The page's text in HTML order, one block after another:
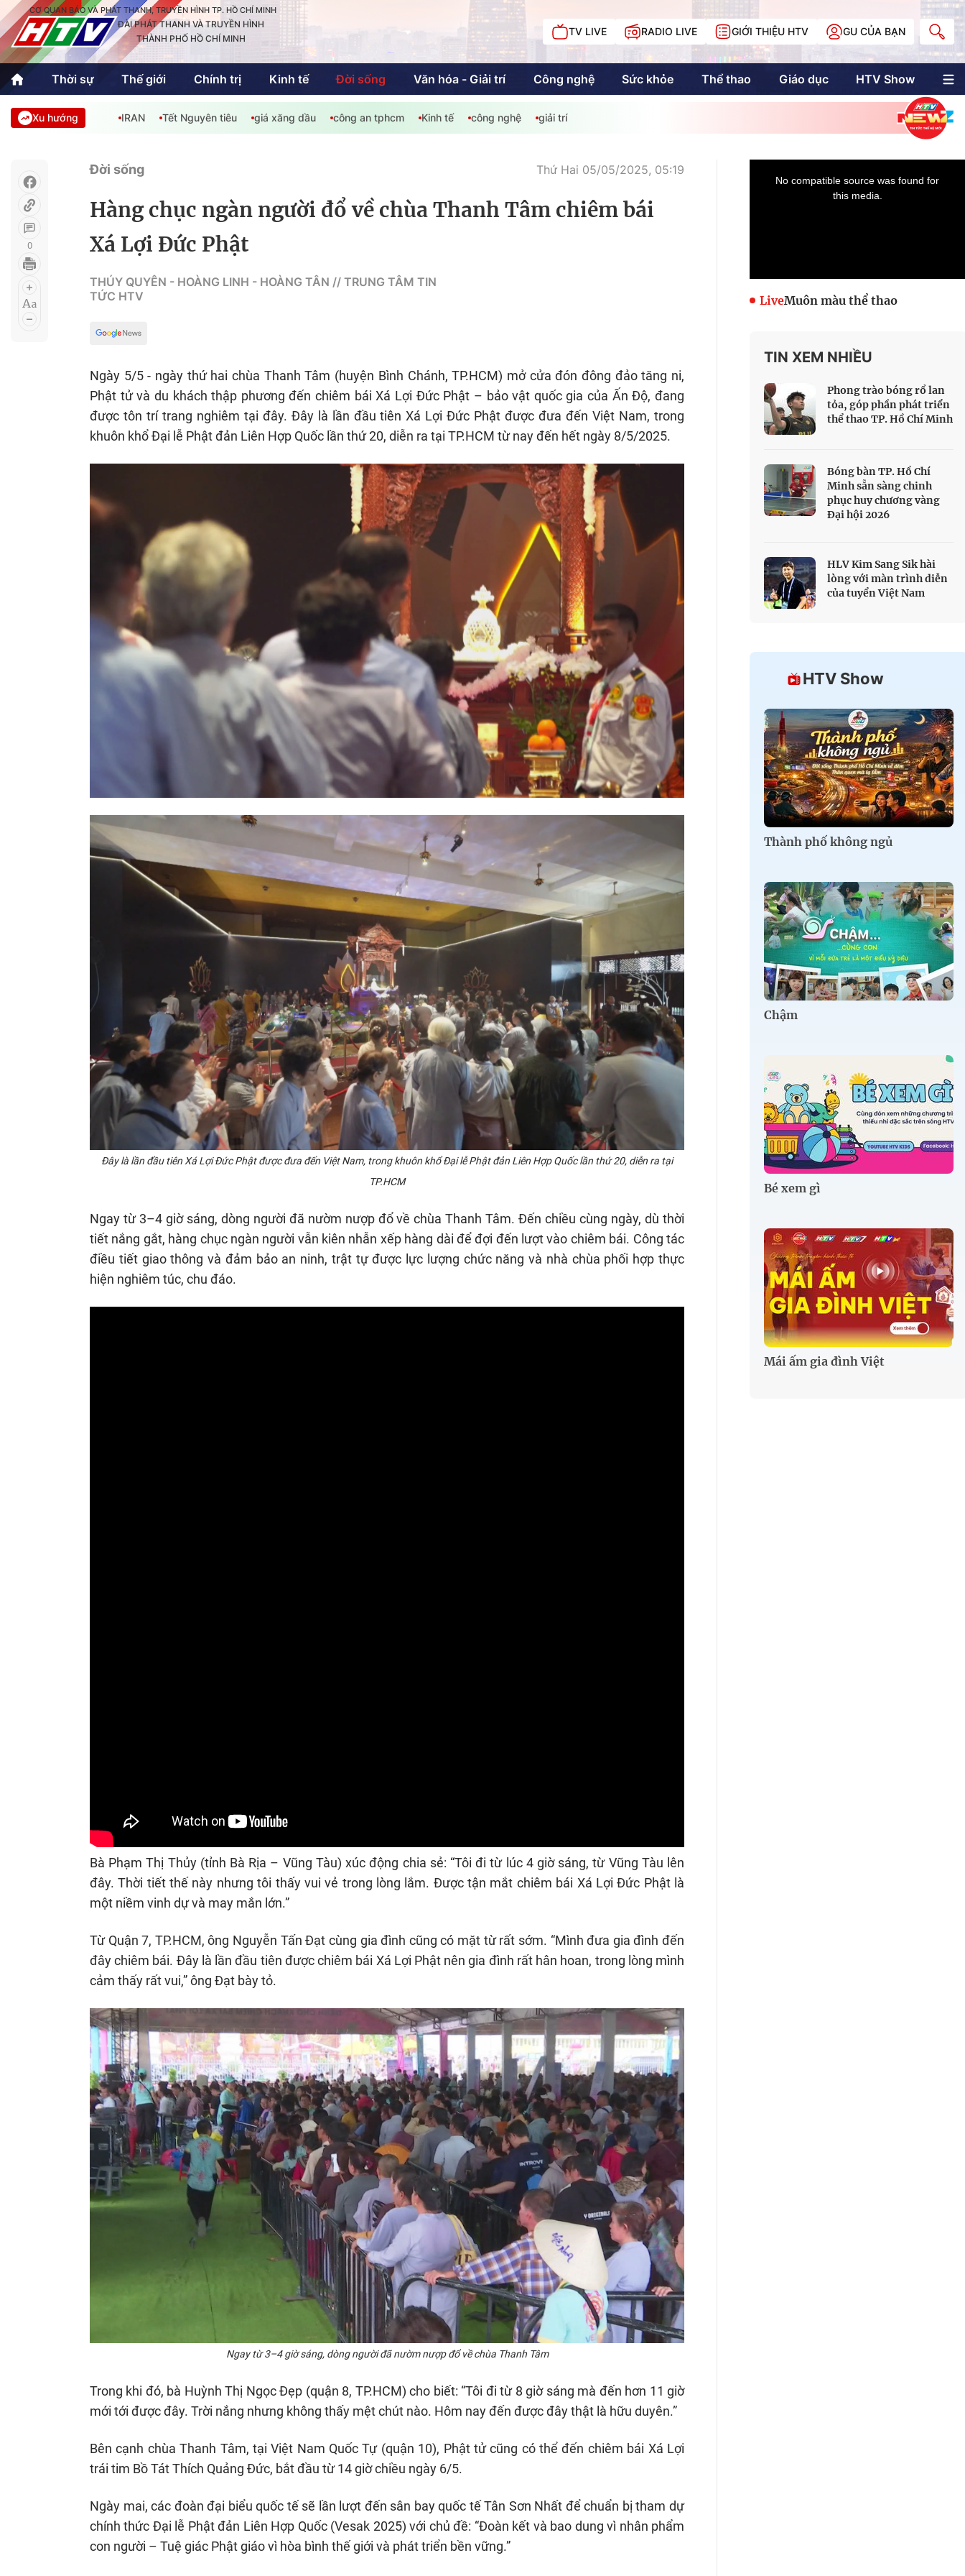
CƠ QUAN BÁO VÀ PHÁT THANH, TRUYỀN HÌNH TP. HỒ CHÍ MINH
ĐÀI PHÁT THANH VÀ TRUYỀN HÌNH
THÀNH PHỐ HỒ CHÍ MINH
TV LIVE RADIO LIVE GIỚI THIỆU HTV GU CỦA BẠN
Thời sự Thế giới Chính trị Kinh tế Đời sống Văn hóa - Giải trí Công nghệ Sức khỏe Thể thao Giáo dục HTV Show
Thời sự
Thể thao
Quốc tế
Văn hóa - Giải trí
Giáo dục Kinh tế
An Sinh
Công nghệ Phóng sự Khán giả HTV
Sự kiện quan tâm
Chuyên đề
Hồ Chí Minh
Chuyển đổi số
ngủ
Chậm
Bé xem gì
Các chương trình
Phim tài liệu
Ngày hội HTV
Innovation Fest
Chung một tấm
Cúp Truyền hình
Cuộc đua offroad
HTV
Multimedia
Multiform
Doanh nhân Sài
Gòn
Xu hướng IRAN Tết Nguyên tiêu giá xăng dầu công an tphcm Kinh tế công nghệ giải trí
0
Đời sống Thứ Hai 05/05/2025, 05:19
Hàng chục ngàn người đổ về chùa Thanh Tâm chiêm bái
Xá Lợi Đức Phật
THÚY QUYÊN - HOÀNG LINH - HOÀNG TÂN // TRUNG TÂM TIN
TỨC HTV
Ngày 5/5 - ngày thứ hai chùa Thanh Tâm (huyện Bình Chánh, TP.HCM) mở cửa đón đông đảo tăng ni,
Phật tử và du khách thập phương đến chiêm bái Xá Lợi Đức Phật – bảo vật quốc gia của Ấn Độ, đang
được tôn trí trang nghiêm tại đây. Đây là lần đầu tiên Xá Lợi Đức Phật được đưa đến Việt Nam, trong
khuôn khổ Đại lễ Phật đản Liên Hợp Quốc lần thứ 20, diễn ra tại TP.HCM từ nay đến hết ngày 8/5/2025.
Đây là lần đầu tiên Xá Lợi Đức Phật được đưa đến Việt Nam, trong khuôn khổ Đại lễ Phật đản Liên Hợp Quốc lần thứ 20, diễn ra tại
TP.HCM
Ngay từ 3–4 giờ sáng, dòng người đã nườm nượp đổ về chùa Thanh Tâm. Đến chiều cùng ngày, dù thời
tiết nắng gắt, hàng chục ngàn người vẫn kiên nhẫn xếp hàng dài để đợi đến lượt vào chiêm bái. Công tác
điều tiết giao thông và đảm bảo an ninh, trật tự được lực lượng chức năng và nhà chùa phối hợp thực
hiện nghiêm túc, chu đáo.
Bà Phạm Thị Thủy (tỉnh Bà Rịa – Vũng Tàu) xúc động chia sẻ: “Tôi đi từ lúc 4 giờ sáng, từ Vũng Tàu lên
đây. Thời tiết thế này nhưng tôi thấy vui vẻ trong lòng lắm. Được tận mắt chiêm bái Xá Lợi Đức Phật là
một niềm vinh dự và may mắn lớn.”
Từ Quận 7, TP.HCM, ông Nguyễn Tấn Đạt cùng gia đình cũng có mặt từ rất sớm. “Mình đưa gia đình đến
đây chiêm bái. Đây là lần đầu tiên được chiêm bái Xá Lợi Phật nên gia đình rất hân hoan, trong lòng mình
cảm thấy rất vui,” ông Đạt bày tỏ.
Ngay từ 3–4 giờ sáng, dòng người đã nườm nượp đổ về chùa Thanh Tâm
Trong khi đó, bà Huỳnh Thị Ngọc Đẹp (quận 8, TP.HCM) cho biết: “Tôi đi từ 8 giờ sáng mà đến hơn 11 giờ
mới tới được đây. Trời nắng nhưng không thấy mệt chút nào. Hôm nay đến được đây thật là hữu duyên.”
Bên cạnh chùa Thanh Tâm, tại Việt Nam Quốc Tự (quận 10), Phật tử cũng có thể đến chiêm bái Xá Lợi
trái tim Bồ Tát Thích Quảng Đức, bắt đầu từ 14 giờ chiều ngày 6/5.
Ngày mai, các đoàn đại biểu quốc tế sẽ lần lượt đến sân bay quốc tế Tân Sơn Nhất để chuẩn bị tham dự
chính thức Đại lễ Phật đản Liên Hợp Quốc (Vesak 2025) với chủ đề: “Đoàn kết và bao dung vì nhân phẩm
con người – Tuệ giác Phật giáo vì hòa bình thế giới và phát triển bền vững.”
LiveMuôn màu thể thao
TIN XEM NHIỀU
Phong trào bóng rổ lan
tỏa, góp phần phát triển
thể thao TP. Hồ Chí Minh
Bóng bàn TP. Hồ Chí
Minh sẵn sàng chinh
phục huy chương vàng
Đại hội 2026
HLV Kim Sang Sik hài
lòng với màn trình diễn
của tuyển Việt Nam
HTV Show
Thành phố không ngủ
Chậm
Bé xem gì
Mái ấm gia đình Việt